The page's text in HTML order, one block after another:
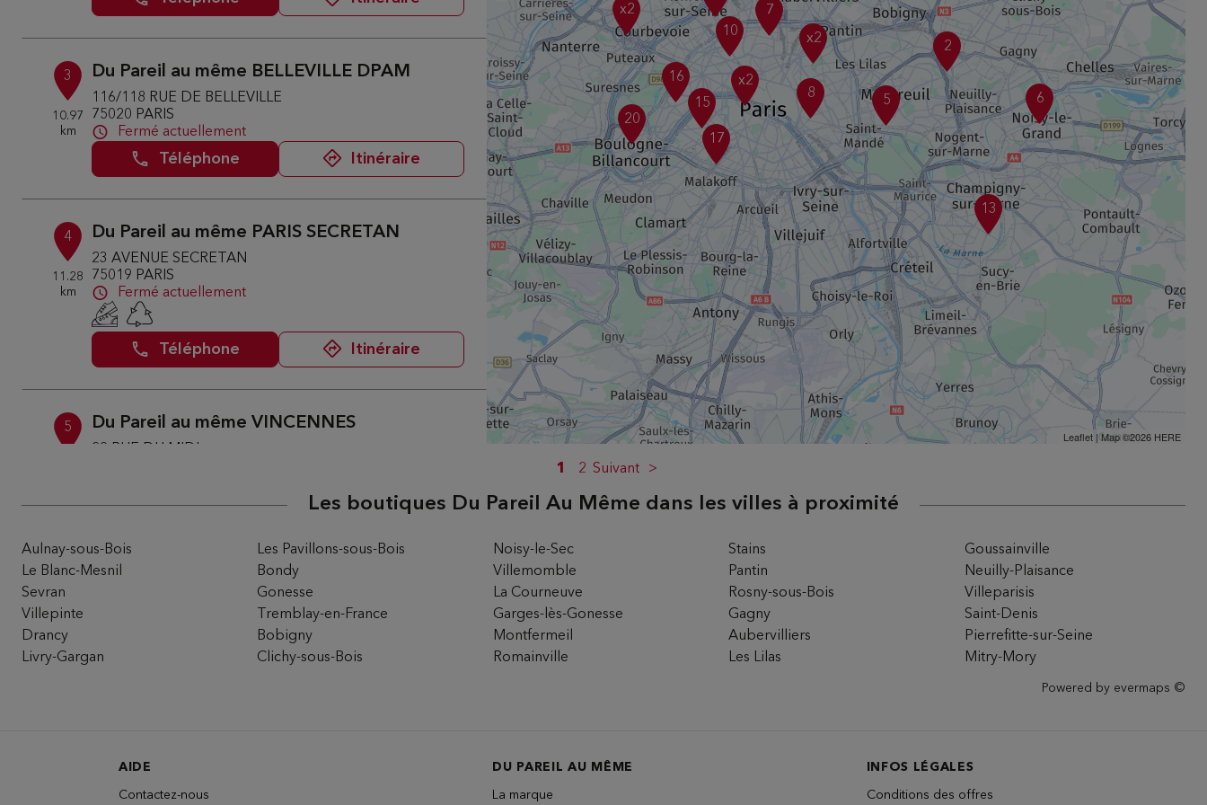
3
10.97
km
Du Pareil au même BELLEVILLE DPAM
116/118 RUE DE BELLEVILLE
75020 PARIS
Fermé actuellement
Téléphone Itinéraire
4
11.28
km
Du Pareil au même PARIS SECRETAN
23 AVENUE SECRETAN
75019 PARIS
Fermé actuellement
Téléphone Itinéraire
5 Du Pareil au même VINCENNES
Itinéraire
6
11.77
Du Pareil au même LES ARCADES
93160 NOISY LE GRAND
13
17
20
16
x2
15
x2
10
6
5
2
8
7
x2
Leaflet| Map ©2026 HERE
1 2 Suivant
Les boutiques Du Pareil Au Même dans les villes à proximité
Aulnay-sous-Bois
Le Blanc-Mesnil
Sevran
Villepinte
Drancy
Livry-Gargan
Les Pavillons-sous-Bois
Bondy
Gonesse
Tremblay-en-France
Bobigny
Clichy-sous-Bois
Noisy-le-Sec
Villemomble
La Courneuve
Garges-lès-Gonesse
Montfermeil
Romainville
Stains
Pantin
Rosny-sous-Bois
Gagny
Aubervilliers
Les Lilas
Goussainville
Neuilly-Plaisance
Villeparisis
Saint-Denis
Pierrefitte-sur-Seine
Mitry-Mory
Powered by evermaps ©
AIDE
Contactez-nous
DU PAREIL AU MÊME
La marque
INFOS LÉGALES
Conditions des offres